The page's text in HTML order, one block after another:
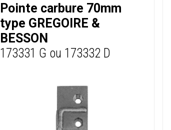
Pointe carbure 70mm
type GREGOIRE &
BESSON
173331 G ou 173332 D